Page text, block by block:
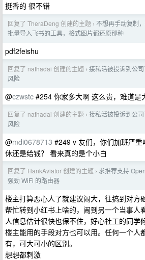
挺香的 很不错
回复了 TheraDeng 创建的主题 › 不想再手动复制
批量导入飞书的工具，格式图片都还原那种
pdf2feishu
回复了 nathadai 创建的主题 › 接私活被投诉到公
风险
@czwstc #254 你家多大啊 这么贵，难道是
回复了 nathadai 创建的主题 › 接私活被投诉到公
风险
@mdi0678713 #249 v 友们，你们加班严
休还是给钱？ 看来真的是个小白
回复了 HankAviator 创建的主题 › 求推荐支持
强劲 WiFi 的路由器
楼主打算恶心人了就建议闹大，往搞到对方
帮忙转到小红书上啥的，闹到另一个当事人
人信息估计很快也保不住，好心社工的同学
楼主能用的手段对方也可以用。任何一个人
有，可大可小的区别。
想想都刺激